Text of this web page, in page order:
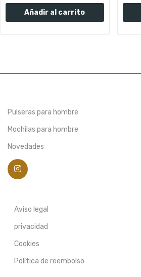
Añadir al carrito
Pulseras para hombre
Mochilas para hombre
Novedades
Aviso legal
privacidad
Cookies
Política de reembolso